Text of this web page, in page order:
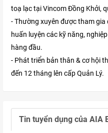
toạ lạc tại Vincom Đồng Khởi,
- Thường xuyên được tham
huấn luyện các kỹ năng,
hàng đầu.
- Phát triển bản thân & cơ hội
đến 12 tháng lên cấp Quản Lý.
Tin tuyển dụng của AIA